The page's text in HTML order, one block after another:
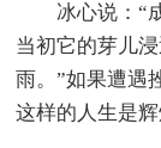
冰心说：“
当初它的芽儿
雨。”如果遭遇
这样的人生是辉